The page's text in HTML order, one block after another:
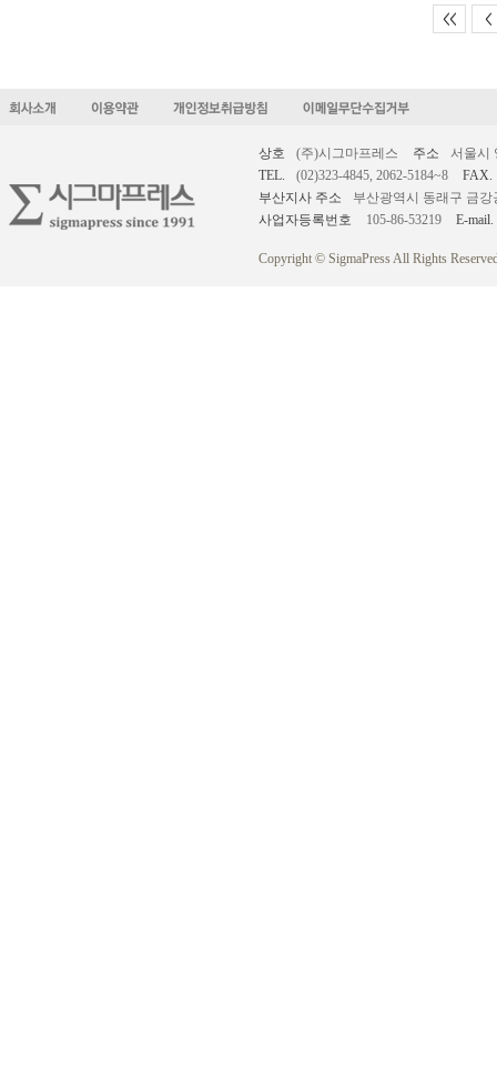
<< <
상호 (주)시그마프레스 주소
서울시
TEL.
(02)323-4845, 2062-5184~8
FAX.
부산지사 주소
부산광역시 동래구 금강
사업자등록번호
105-86-53219 E-mail.
Copyright © SigmaPress All Rights